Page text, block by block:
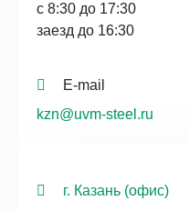
с 8:30 до 17:30
заезд до 16:30
E-mail
kzn@uvm-steel.ru
г. Казань (офис)